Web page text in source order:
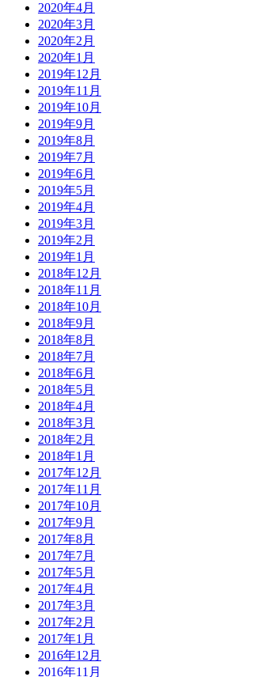
2020年4月
2020年3月
2020年2月
2020年1月
2019年12月
2019年11月
2019年10月
2019年9月
2019年8月
2019年7月
2019年6月
2019年5月
2019年4月
2019年3月
2019年2月
2019年1月
2018年12月
2018年11月
2018年10月
2018年9月
2018年8月
2018年7月
2018年6月
2018年5月
2018年4月
2018年3月
2018年2月
2018年1月
2017年12月
2017年11月
2017年10月
2017年9月
2017年8月
2017年7月
2017年5月
2017年4月
2017年3月
2017年2月
2017年1月
2016年12月
2016年11月